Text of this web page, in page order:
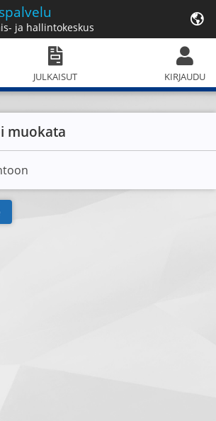
ja hallintokeskus
JULKAISUT KIRJAUDU
muokata